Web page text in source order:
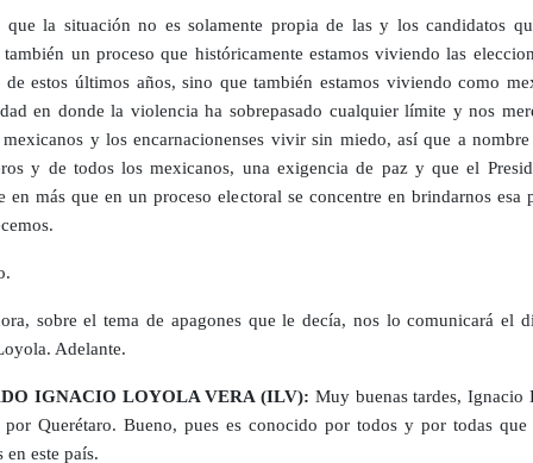
que la situación no es solamente propia de las y los candidatos
un proceso que históricamente estamos viviendo las
de estos últimos años, sino que también estamos viviendo como
en donde la violencia ha sobrepasado cualquier límite y nos
y los encarnacionenses vivir sin miedo, así que a
y de todos los mexicanos, una exigencia de paz y que el
en más que en un proceso electoral se concentre en brindarnos esa
sobre el tema de apagones que le decía, nos lo comunicará el
Adelante.
IGNACIO LOYOLA VERA (ILV): Muy buenas tardes, Ignacio
por Querétaro. Bueno, pues es conocido por todos y por todas que
en este país.